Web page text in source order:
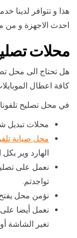
هذا و تتوافر لدينا
احدث الاجهزة و من
محلات
هل تحتاج الى محل
كافة اعطال
في محل تصليح
محلات تبديل
محل صيانة
الهارد وير
نعمل على
تواجدتم.
نؤمن محل
نعمل أيضا
تغير الشاشة